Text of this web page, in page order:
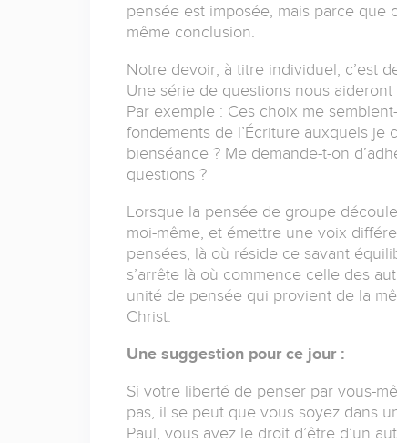
pensée est imposée, mais parce que
même conclusion.
Notre devoir, à titre individuel, c’est
Une série de questions nous
Par exemple : Ces choix me
fondements de l’Écriture auxquels je
bienséance ? Me demande-t-on
questions ?
Lorsque la pensée de groupe
moi-même, et émettre une voix
pensées, là où réside ce savant
s’arrête là où commence celle des
unité de pensée qui provient de la
Christ.
Une suggestion pour ce jour :
Si votre liberté de penser par vous-
pas, il se peut que vous soyez dans
Paul, vous avez le droit d’être d’un